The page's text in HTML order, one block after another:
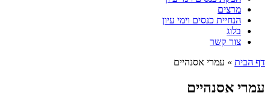
מרצים
הנחיית כנסים וימי עיון
בלוג
צור קשר
דף הבית » עמרי אסנהיים
עמרי אסנהיים